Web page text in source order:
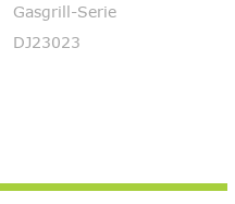
Gasgrill-Serie
DJ23023